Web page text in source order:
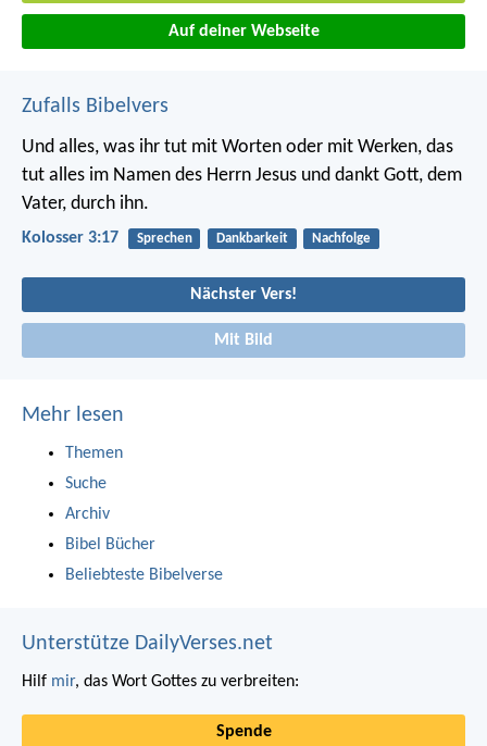
Auf deiner Webseite
Zufalls Bibelvers
Und alles, was ihr tut mit Worten oder mit Werken, das
tut alles im Namen des Herrn Jesus und dankt Gott, dem
Vater, durch ihn.
Kolosser 3:17 Sprechen Dankbarkeit Nachfolge
Nächster Vers!
Mit Bild
Mehr lesen
Themen
Suche
Archiv
Bibel Bücher
Beliebteste Bibelverse
Unterstütze DailyVerses.net
Hilf mir, das Wort Gottes zu verbreiten:
Spende